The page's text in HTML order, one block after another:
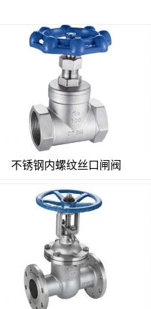
不锈钢内螺纹丝口闸阀